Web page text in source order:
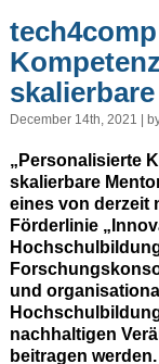
December 14th, 2021 |
„Personalisierte
skalierbare
eines von derzeit
Förderlinie
und
nachhaltigen
beitragen werden.